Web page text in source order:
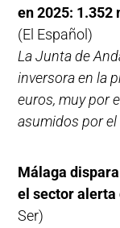
en 2025: 1.352
(El Español)
La Junta de
inversora en la
euros, muy por
asumidos por
Málaga
el sector
Ser)